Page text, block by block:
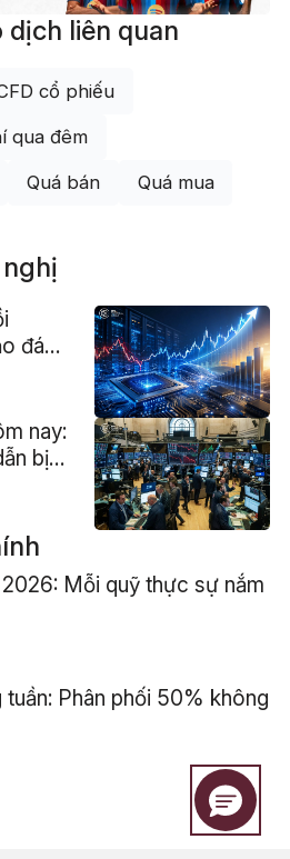
liên quan
cổ phiếu
qua đêm
Quá bán Quá mua
đáy
nay:
bị
Mỗi quỹ thực sự nắm
Phân phối 50% không